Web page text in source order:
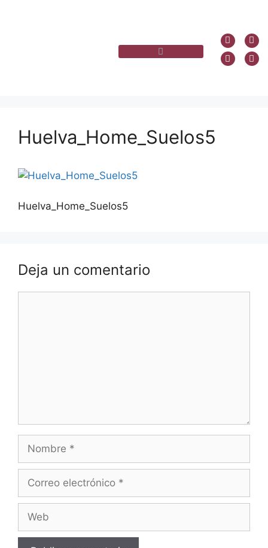
Huelva_Home_Suelos5
Huelva_Home_Suelos5
Deja un comentario